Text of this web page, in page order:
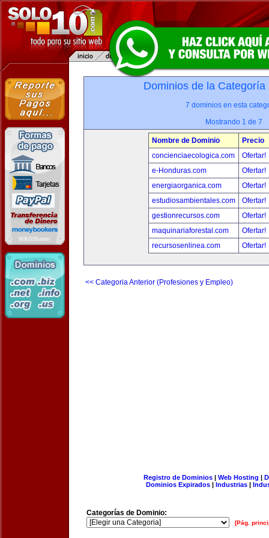
Dominios de la
7 dominios en esta
Mostrando 1 de 7
Nombre de Dominio
Precio
concienciaecologica.com
Ofertar!
e-Honduras.com
Ofertar!
energiaorganica.com
Ofertar!
estudiosambientales.com
Ofertar!
gestionrecursos.com
Ofertar!
maquinariaforestal.com
Ofertar!
recursosenlinea.com
Ofertar!
<< Categoria Anterior (Profesiones y Empleo)
Registro de Dominios| Web Hosting |
Dominios Expirados | Industrias |
Categorías de Dominio:
[Pág.